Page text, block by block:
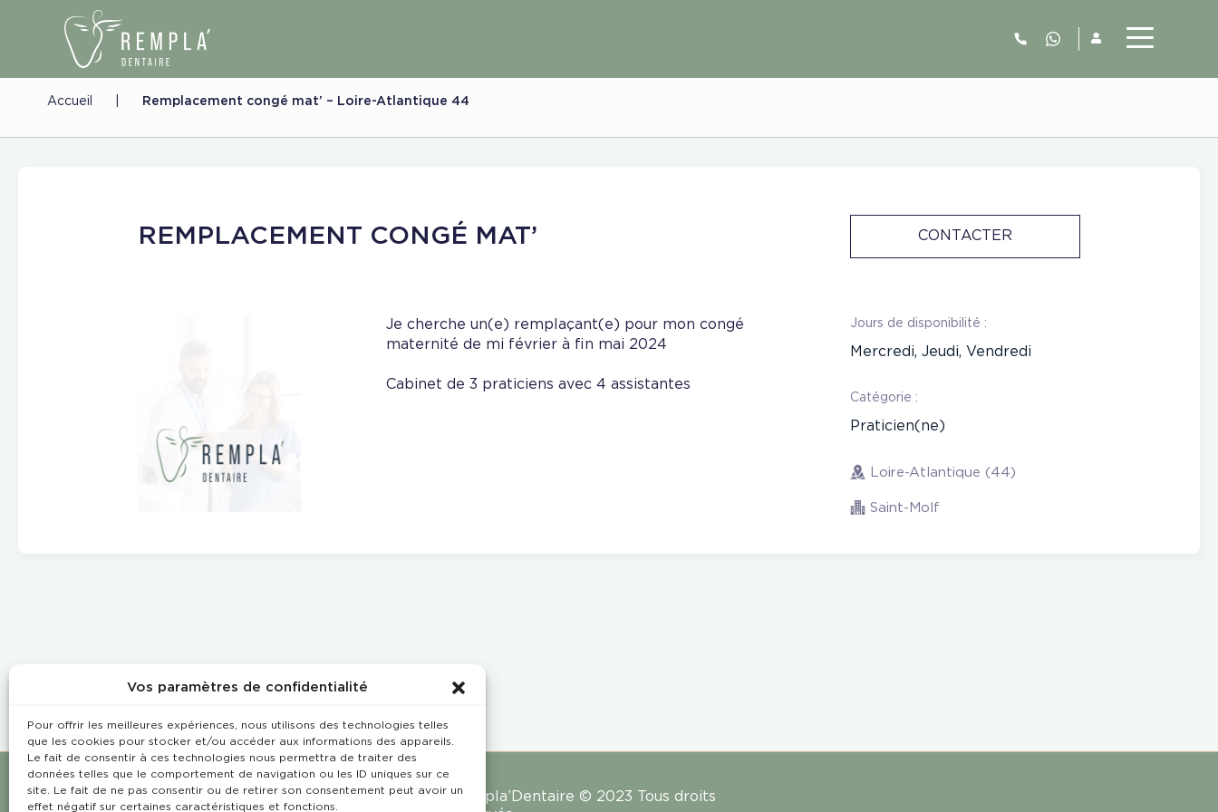
Vos paramètres de confidentialité
Pour offrir les meilleures expériences, nous utilisons des technologies telles
que les cookies pour stocker et/ou accéder aux informations des appareils.
Le fait de consentir à ces technologies nous permettra de traiter des
données telles que le comportement de navigation ou les ID uniques sur ce
site. Le fait de ne pas consentir ou de retirer son consentement peut avoir un
effet négatif sur certaines caractéristiques et fonctions.
06.52.63.77.73
Accueil Remplacement congé mat’ – Loire-Atlantique 44
REMPLACEMENT CONGÉ MAT’ CONTACTER
Je cherche un(e) remplaçant(e) pour mon congé
maternité de mi février à fin mai 2024
Cabinet de 3 praticiens avec 4 assistantes
Jours de disponibilité :
Mercredi, Jeudi, Vendredi
Catégorie :
Praticien(ne)
Loire-Atlantique (44)
Saint-Molf
Rempla’Dentaire © 2023 Tous droits